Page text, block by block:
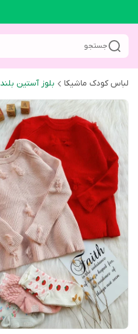
جستجو
لباس کودک ماشیکا بلوز آستین بلند